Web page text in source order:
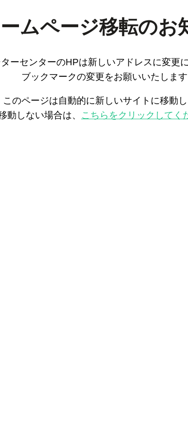
ムページ移転のお
ーセンターのHPは新しいアドレスに変更
ブックマークの変更をお願いいたします
このページは自動的に新しいサイトに移動し
動しない場合は、 こちらをクリックしてく